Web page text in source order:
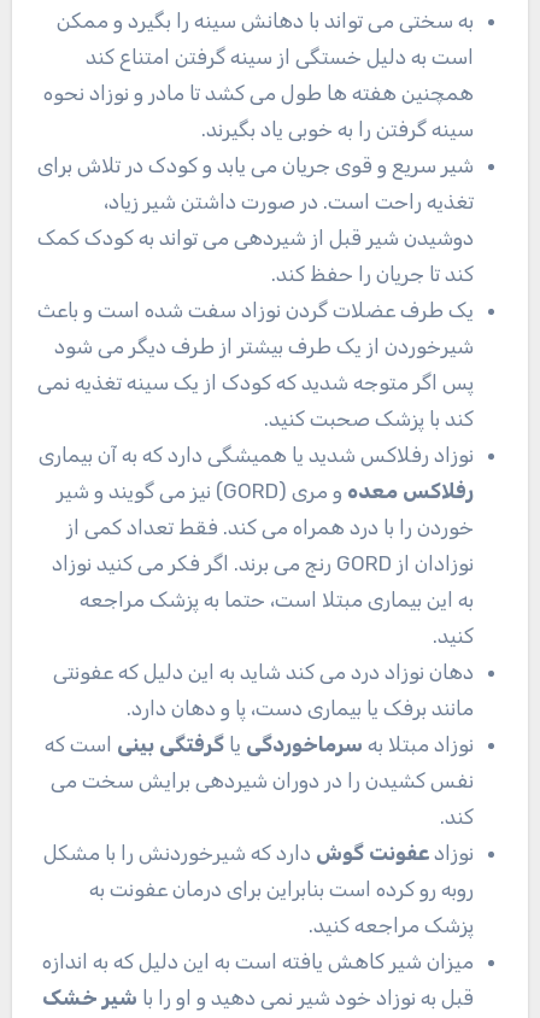
به سختی می تواند با دهانش سینه را بگیرد و ممکن
است به دلیل خستگی از سینه گرفتن امتناع کند
همچنین هفته ها طول می کشد تا مادر و نوزاد نحوه
سینه گرفتن را به خوبی یاد بگیرند.
شیر سریع و قوی جریان می یابد و کودک در تلاش برای
تغذیه راحت است. در صورت داشتن شیر زیاد،
دوشیدن شیر قبل از شیردهی می تواند به کودک کمک
کند تا جریان را حفظ کند.
یک طرف عضلات گردن نوزاد سفت شده است و باعث
شیرخوردن از یک طرف بیشتر از طرف دیگر می شود
پس اگر متوجه شدید که کودک از یک سینه تغذیه نمی
کند با پزشک صحبت کنید.
نوزاد رفلاکس شدید یا همیشگی دارد که به آن بیماری
رفلاکس معده
و مری (GORD) نیز می گویند و شیر
خوردن را با درد همراه می کند. فقط تعداد کمی از
نوزادان از GORD رنج می برند. اگر فکر می کنید نوزاد
به این بیماری مبتلا است، حتما به پزشک مراجعه
کنید.
دهان نوزاد درد می کند شاید به این دلیل که عفونتی
مانند برفک یا بیماری دست، پا و دهان دارد.
نوزاد مبتلا به سرماخوردگی یاگرفتگی بینی است که
نفس کشیدن را در دوران شیردهی برایش سخت می
کند.
نوزادعفونت گوش دارد که شیرخوردنش را با مشکل
روبه رو کرده است بنابراین برای درمان عفونت به
پزشک مراجعه کنید.
میزان شیر کاهش یافته است به این دلیل که به اندازه
قبل به نوزاد خود شیر نمی دهید و او را با شیر خشک